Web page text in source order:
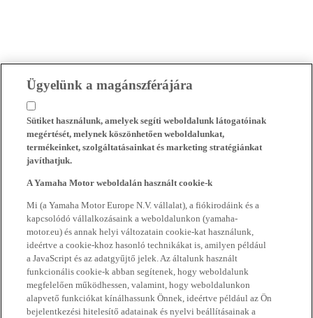
Ügyelünk a magánszférájára
Sütiket használunk, amelyek segíti weboldalunk látogatóinak
megértését, melynek köszönhetően weboldalunkat,
termékeinket, szolgáltatásainkat és marketing stratégiánkat
javíthatjuk.
A Yamaha Motor weboldalán használt cookie-k
Mi (a Yamaha Motor Europe N.V. vállalat), a fiókirodáink és a
kapcsolódó vállalkozásaink a weboldalunkon (yamaha-
motor.eu) és annak helyi változatain cookie-kat használunk,
ideértve a cookie-khoz hasonló technikákat is, amilyen például
a JavaScript és az adatgyűjtő jelek. Az általunk használt
funkcionális cookie-k abban segítenek, hogy weboldalunk
megfelelően működhessen, valamint, hogy weboldalunkon
alapvető funkciókat kínálhassunk Önnek, ideértve például az Ön
bejelentkezési hitelesítő adatainak és nyelvi beállításainak a